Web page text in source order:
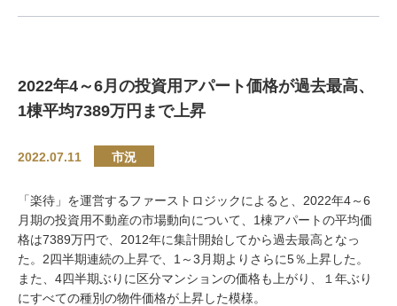
2022年4～6月の投資用アパート価格が過去最高、
1棟平均7389万円まで上昇
2022.07.11 市況
「楽待」を運営するファーストロジックによると、2022年4～6
月期の投資用不動産の市場動向について、1棟アパートの平均価
格は7389万円で、2012年に集計開始してから過去最高となっ
た。2四半期連続の上昇で、1～3月期よりさらに5％上昇した。
また、4四半期ぶりに区分マンションの価格も上がり、１年ぶり
にすべての種別の物件価格が上昇した模様。